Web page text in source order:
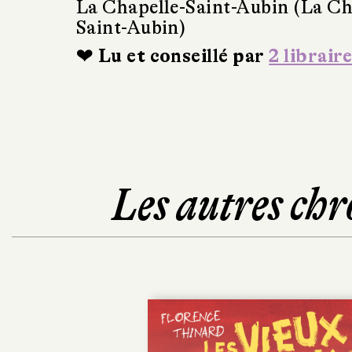
La Chapelle-Saint-Aubin (La
Saint-Aubin)
❤ Lu et conseillé par2
Les autres